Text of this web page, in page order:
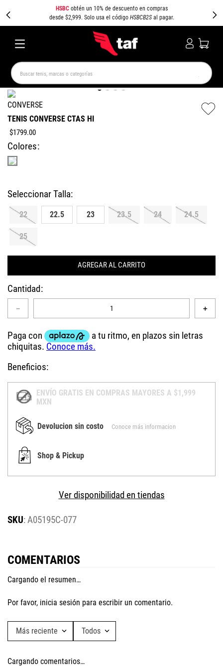
HSBCobtén un 10% de descuento en compras
desde $2,999. Solo usa el código HSBCB2Sal pagar.
Buscar tenis, marcas o categorías
CONVERSE
TENIS CONVERSE CTAS HI
$1799.00
Colores
22 22.5 23 23.5 24 24.5
25
AGREGAR AL CARRITO
Cantidad
＋
－
Beneficios:
ENVÍO GRATIS EN COMPRAS MAYORES A $1,999
MXN
Devolucion sin costo Conoce más informacion
Shop & Pickup
Ver disponibilidad en tiendas
:A05195C-077
COMENTARIOS
Cargando el resumen…
Por favor, inicia sesión para escribir un comentario.
Más reciente Todos
Cargando comentarios…
TÉRMINOS MÁS BUSCADOS
NEW BALANCE
SPEEDCAT
CAMPUS